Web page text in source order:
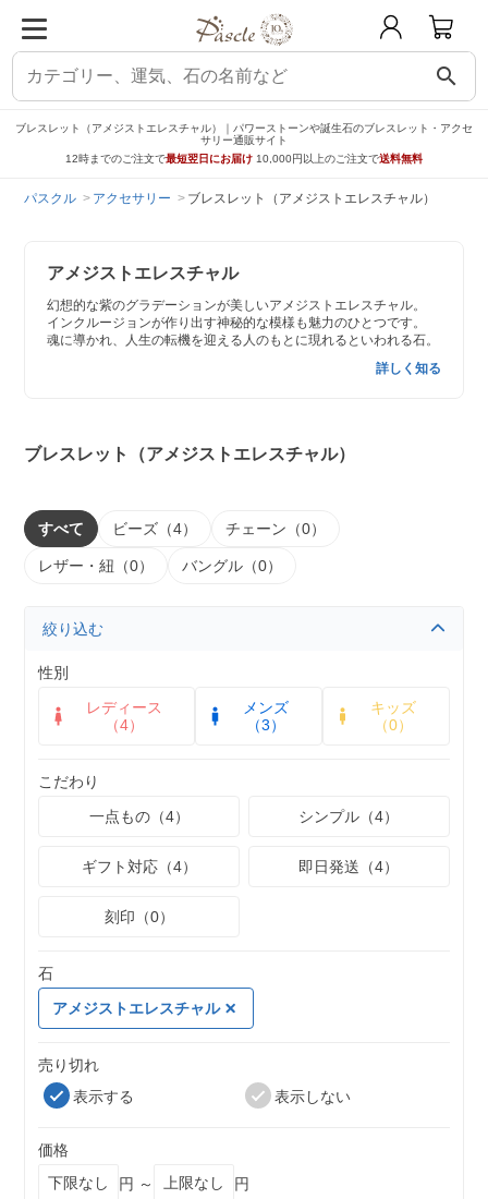
search
ブレスレット（アメジストエレスチャル）｜パワーストーンや誕生石のブレスレット・アクセ
サリー通販サイト
12時までのご注文で最短翌日にお届け 10,000円以上のご注文で送料無料
パスクル アクセサリー ブレスレット（アメジストエレスチャル）
アメジストエレスチャル
幻想的な紫のグラデーションが美しいアメジストエレスチャル。
インクルージョンが作り出す神秘的な模様も魅力のひとつです。
魂に導かれ、人生の転機を迎える人のもとに現れるといわれる石。
詳しく知る
ブレスレット（アメジストエレスチャル）
すべて ビーズ（4） チェーン（0）
レザー・紐（0） バングル（0）
絞り込む
性別
レディース
（4）
メンズ
（3）
キッズ
（0）
こだわり
一点もの（4）
シンプル（4）
ギフト対応（4） 即日発送（4）
刻印（0）
石
アメジストエレスチャル
売り切れ
表示する
表示しない
価格
円 ～
円